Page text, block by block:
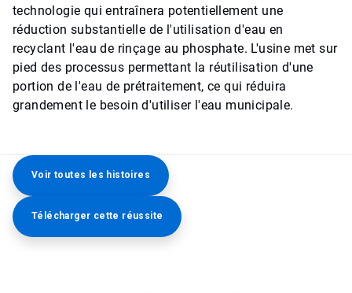
technologie qui entraînera potentiellement une
réduction substantielle de l'utilisation d'eau en
recyclant l'eau de rinçage au phosphate. L'usine met sur
pied des processus permettant la réutilisation d'une
portion de l'eau de prétraitement, ce qui réduira
grandement le besoin d'utiliser l'eau municipale.
Voir toutes les histoires
Télécharger cette réussite